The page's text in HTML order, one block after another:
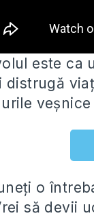
este ca
distrugă
o
să devii